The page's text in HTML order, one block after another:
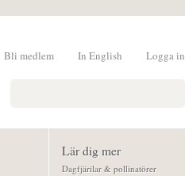
Logga in
In English
Bli medlem
Lär dig mer
Dagfjärilar & pollinatörer